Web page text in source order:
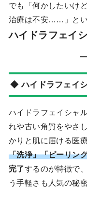
でも「何かしたいけ
治療は不安……」とい
ハイドラフェイ
◆ ハイドラフェイ
ハイドラフェイシャ
れや古い角質をやさ
かりと肌に届ける医
「洗浄」「ピーリン
完了するのが特徴で、
う手軽さも人気の秘密